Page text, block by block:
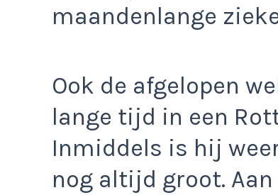
maandenlange
Ook de afgelopen
lange tijd in een
Inmiddels is hij
nog altijd groot. Aan